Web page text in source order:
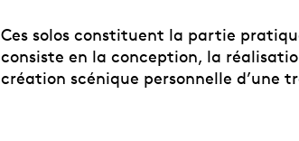
Ces solos constituent la partie
consiste en la conception, la
création scénique personnelle d’une